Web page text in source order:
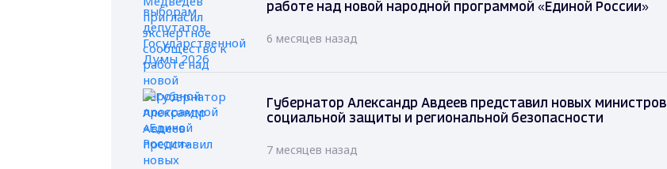
работе над новой народной программой «Единой России»
6 месяцев назад
Губернатор Александр Авдеев представил новых министров
социальной защиты и региональной безопасности
7 месяцев назад